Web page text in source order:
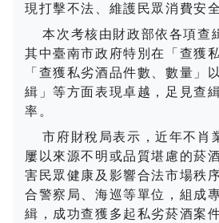
現打擊不法、維護民眾消費安
本次考核由財政部依各項查
其中臺南市政府特別在「查獲
「查獲私劣酒品件數、數量」
緝」等方面表現卓越，足見查
率。
市府財稅局表示，近年不肖
屢以來源不明或品質堪慮的菸
害民眾健康及影響合法市場秩
合警察局、海巡等單位，組成
緝，成功查獲多起私劣菸酒案